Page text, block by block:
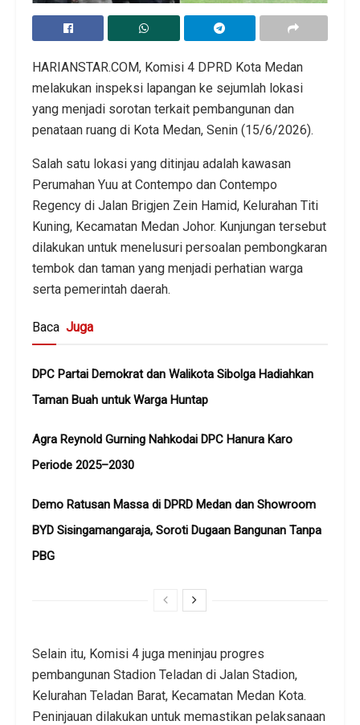
HARIANSTAR.COM, Komisi 4 DPRD Kota Medan
melakukan inspeksi lapangan ke sejumlah lokasi
yang menjadi sorotan terkait pembangunan dan
penataan ruang di Kota Medan, Senin (15/6/2026).
Salah satu lokasi yang ditinjau adalah kawasan
Perumahan Yuu at Contempo dan Contempo
Regency di Jalan Brigjen Zein Hamid, Kelurahan Titi
Kuning, Kecamatan Medan Johor. Kunjungan tersebut
dilakukan untuk menelusuri persoalan pembongkaran
tembok dan taman yang menjadi perhatian warga
serta pemerintah daerah.
Baca Juga
DPC Partai Demokrat dan Walikota Sibolga Hadiahkan
Taman Buah untuk Warga Huntap
Agra Reynold Gurning Nahkodai DPC Hanura Karo
Periode 2025–2030
Demo Ratusan Massa di DPRD Medan dan Showroom
BYD Sisingamangaraja, Soroti Dugaan Bangunan Tanpa
PBG
Selain itu, Komisi 4 juga meninjau progres
pembangunan Stadion Teladan di Jalan Stadion,
Kelurahan Teladan Barat, Kecamatan Medan Kota.
Peninjauan dilakukan untuk memastikan pelaksanaan